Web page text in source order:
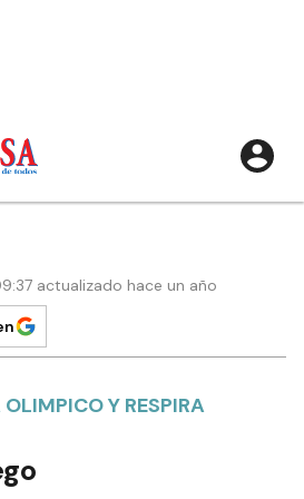
actualizado hace un año
Y RESPIRA